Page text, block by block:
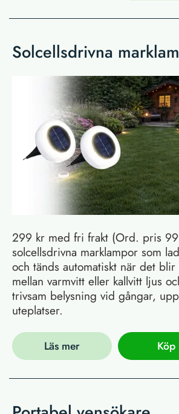
Solcellsdrivna
299 kr med fri frakt (Ord. pris
solcellsdrivna marklampor som
och tänds automatiskt när det
mellan varmvitt eller kallvitt ljus
trivsam belysning vid gångar,
uteplatser.
Läs mer Köp